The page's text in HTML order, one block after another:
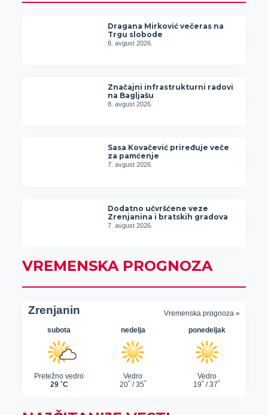
Dragana Mirković večeras na
Trgu slobode
8. avgust 2026.
Značajni infrastrukturni radovi
na Bagljašu
8. avgust 2026.
Sasa Kovačević priređuje veče
za pamćenje
7. avgust 2026.
Dodatno učvršćene veze
Zrenjanina i bratskih gradova
7. avgust 2026.
VREMENSKA PROGNOZA